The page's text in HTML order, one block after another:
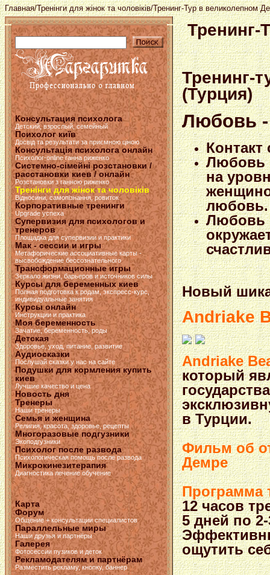
Главная/Тренінги для жінок та чоловіків/Тренинг-Тур в великолепном
Консультация психолога
Детский, взрослый, семейный
Психолог київ
Досвід та результати за приємною ціною
Консультація психолога онлайн
Психолог-online ганна риженко
Системно-сімейні розстановки /
расстановки киев / онлайн
Розстановки з ганною риженко
Тренінги для жінок та чоловіків
Відносини, самопізнання, ровиток
Корпоративные тренинги
Upgrade успеха
Супервизия для психологов и
тренеров
Площадка для супервизии и практики
Мак - сессии и игры
Метафорические ассоциативные карты -
высвобождение бессознательного
Трансформационные игры
Зеркало жизни, барьеров и источников силы
Курсы для беременных киев
Полная подготовка к родам, экспресс-курс,
индивидуальные занятия
Курсы онлайн
Инструкции и практика
Моя беременность
Зачатие, беременность, роды
Детская
Здоровье, уход, питание, развитие
Аудиосказки
Послушай сказки у нас на сайте
Подушки для кормления купить
киев
Лучшие качество и цена
Новость дня
Тренеры
Наши тренеры
Семья и женщина
Религия, красота, здоровье, рецепты
Многоразовые подгузники
Экоподгузники
Психолог после развода
Психологическая помощь после развода
Микрокинезитерапия
Диагностика лечение обучение
Карта
Форум
Общение + консультации специалистов
Параллельные миры
Наши друзья и партнёры
Галерея
Фотосессии пузиков и деток
Рекламодателям и партнёрам
Разместить рекламу, кнопку, баннер
Тренинг-
(Турция)
Любовь -
Любовь
на
любовь.
Любовь
Новый
Andriake
Andriake
который
в Турции.
Фильм об
Демре
Программа
12 часов
5 дней по
ощутить